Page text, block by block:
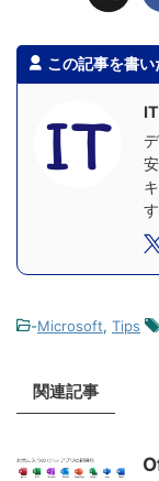
この記事を書い
す
-Microsoft, Tips
関連記事